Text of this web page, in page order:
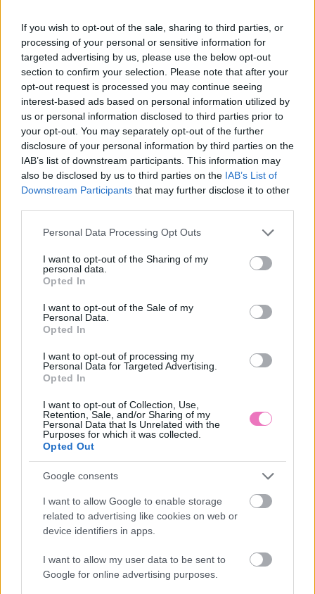
If you wish to opt-out of the sale, sharing to third parties, or
processing of your personal or sensitive information for
targeted advertising by us, please use the below opt-out
section to confirm your selection. Please note that after your
opt-out request is processed you may continue seeing
interest-based ads based on personal information utilized by
us or personal information disclosed to third parties prior to
your opt-out. You may separately opt-out of the further
disclosure of your personal information by third parties on the
IAB’s list of downstream participants. This information may
also be disclosed by us to third parties on the IAB’s List of
Downstream Participants that may further disclose it to other
Please note that this website/app uses one or more Google
not limited to your visit or usage behaviour. You may click to
grant or deny consent to Google and its third-party tags to
use your data for below specified purposes in below Google
consent section.
Personal Data Processing Opt Outs
I want to opt-out of the Sharing of my
personal data.
Opted In
I want to opt-out of the Sale of my
Personal Data.
Opted In
I want to opt-out of processing my
Personal Data for Targeted Advertising.
Opted In
I want to opt-out of Collection, Use,
Retention, Sale, and/or Sharing of my
Personal Data that Is Unrelated with the
Purposes for which it was collected.
Opted Out
Google consents
I want to allow Google to enable storage
related to advertising like cookies on web or
device identifiers in apps.
I want to allow my user data to be sent to
Google for online advertising purposes.
Így nevelj saját citromfát
otthon: a mediterrán
hangulat titka pár
egyszerű lépésben
A tökéletes főtt kukorica
titka – a kedvenc
zöldségesemtől tanultam
a trükköt
Kövesd a Bien.hu cikkeit aGoogle Hírek-ben
ALVÁS
ŐSI BÖLCSESSÉG SPIRITUALITÁS
HOZZÁSZÓLÁSOK
Szólj hozzá a Facebook-on!
LEGUTÓBBI BEJEGYZÉSEK
ételeket, a glikémiás sorrend szerint